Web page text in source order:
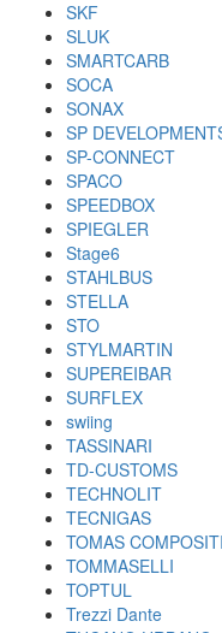
SKF
SLUK
SMARTCARB
SOCA
SONAX
SP
SP-CONNECT
SPACO
SPEEDBOX
SPIEGLER
Stage6
STAHLBUS
STELLA
STO
STYLMARTIN
SUPEREIBAR
SURFLEX
swiing
TASSINARI
TD-CUSTOMS
TECHNOLIT
TECNIGAS
TOMAS COMPOSITI
TOMMASELLI
TOPTUL
Trezzi Dante